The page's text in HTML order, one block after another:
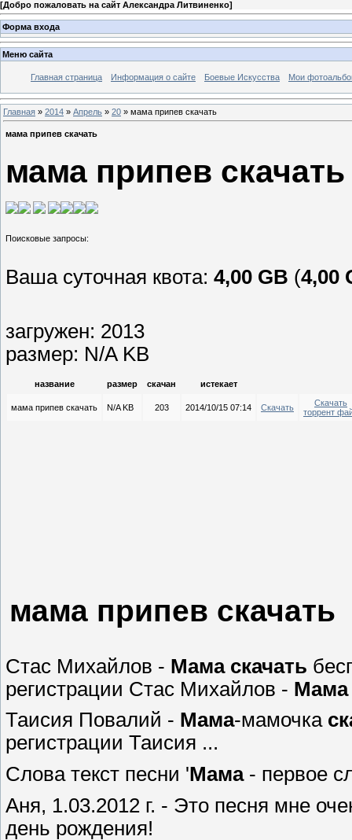
[Добро пожаловать на сайт Александра Литвиненко]
Форма входа
Меню сайта
Главная страница Информация о сайте Боевые Искусства Мои
Главная » 2014 » Апрель » 20 » мама припев скачать
мама припев скачать
мама припев скачать
Ваша суточная квота: 4,00 GB (4,00
загружен: 2013
размер: N/A KB
название размер скачан истекает
мама припев скачать N/A KB 203 2014/10/15 07:14 Скачать
Скачать
торрент
мама припев скачать
Стас Михайлов - Мама скачать
регистрации Стас Михайлов - Мама
Таисия Повалий - Мама-мамочка
регистрации Таисия ...
Слова текст песни 'Мама- первое
Аня, 1.03.2012 г. - Это песня мне
день рождения!